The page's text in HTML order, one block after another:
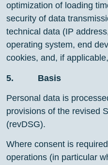
optimization of loading
security of data
technical data (IP
operating system, end
cookies, and, if
5. Basis
Personal data is
provisions of the revised
(revDSG).
Where consent is
operations (in particular